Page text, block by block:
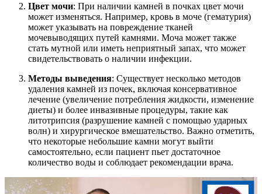
Цвет мочи: При наличии камней в почках цвет мочи
может изменяться. Например, кровь в моче (гематурия)
может указывать на повреждение тканей
мочевыводящих путей камнями. Моча может также
стать мутной или иметь неприятный запах, что может
свидетельствовать о наличии инфекции.
Методы выведения: Существует несколько методов
удаления камней из почек, включая консервативное
лечение (увеличение потребления жидкости, изменение
диеты) и более инвазивные процедуры, такие как
литотрипсия (разрушение камней с помощью ударных
волн) и хирургическое вмешательство. Важно отметить,
что некоторые небольшие камни могут выйти
самостоятельно, если пациент пьет достаточное
количество воды и соблюдает рекомендации врача.